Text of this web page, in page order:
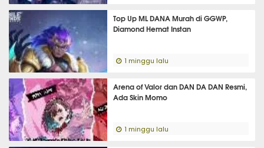
Top Up ML DANA Murah di GGWP,
Diamond Hemat Instan
1 minggu lalu
Arena of Valor dan DAN DA DAN Resmi,
Ada Skin Momo
1 minggu lalu